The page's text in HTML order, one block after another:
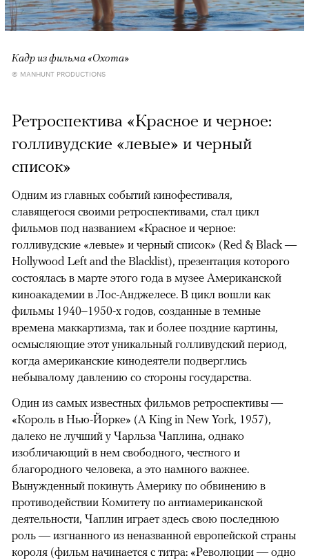
Кадр из фильма «Охота»
© MANHUNT PRODUCTIONS
Ретроспектива «Красное и черное:
голливудские «левые» и черный
список»
Одним из главных событий кинофестиваля,
славящегося своими ретроспективами, стал цикл
фильмов под названием «Красное и черное:
голливудские «левые» и черный список» (Red & Black —
Hollywood Left and the Blacklist), презентация которого
состоялась в марте этого года в музее Американской
киноакадемии в Лос-Анджелесе. В цикл вошли как
фильмы 1940–1950-х годов, созданные в темные
времена маккартизма, так и более поздние картины,
осмысляющие этот уникальный голливудский период,
когда американские кинодеятели подверглись
небывалому давлению со стороны государства.
Один из самых известных фильмов ретроспективы —
«Король в Нью-Йорке» (A King in New York, 1957),
далеко не лучший у Чарльза Чаплина, однако
изобличающий в нем свободного, честного и
благородного человека, а это намного важнее.
Вынужденный покинуть Америку по обвинению в
противодействии Комитету по антиамериканской
деятельности, Чаплин играет здесь свою последнюю
роль — изгнанного из неназванной европейской страны
короля (фильм начинается с титра: «Революции — одно